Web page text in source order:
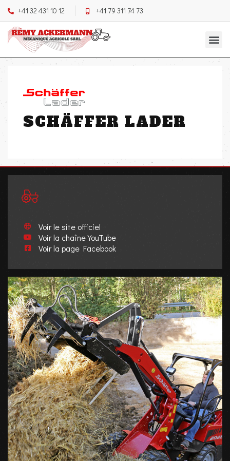
+41 32 431 10 12 +41 79 311 74 73
SCHÄFFER LADER
Voir le site officiel
Voir la chaîne YouTube
Voir la page Facebook